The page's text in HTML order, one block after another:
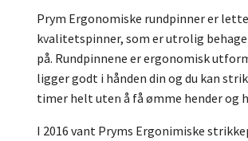
Prym Ergonomiske rundpinner er
kvalitetspinner, som er utrolig
på. Rundpinnene er ergonomisk
ligger godt i hånden din og du kan
timer helt uten å få ømme hender og
I 2016 vant Pryms Ergonimiske